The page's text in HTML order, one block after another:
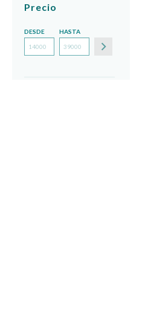
Precio
DESDE HASTA